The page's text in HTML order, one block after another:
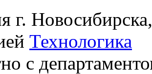
г.
Технологика
с